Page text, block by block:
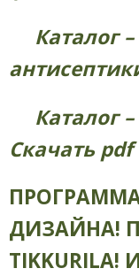
Каталог
Каталог
Cкачать pdf
ДИЗАЙНА!
TIKKURILA!